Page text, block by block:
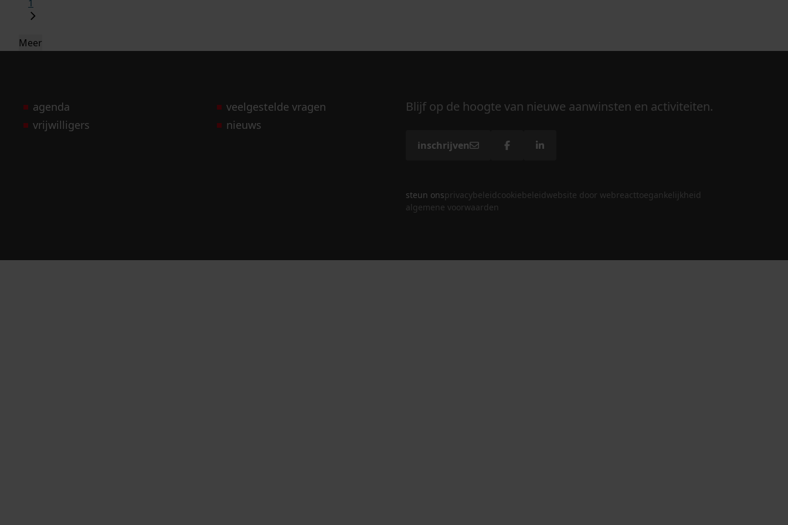
1
Meer
agenda
vrijwilligers
veelgestelde vragen
nieuws
Blijf op de hoogte van nieuwe aanwinsten en activiteiten.
inschrijven
steun onsprivacybeleidcookiebeleidwebsite door webreacttoegankelijkheid
algemene voorwaarden